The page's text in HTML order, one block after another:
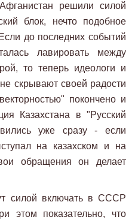
решили силой
блок, нечто подобное
до последних событий
лавировать между
то теперь идеологи и
скрывают своей радости
покончено и
Казахстана в "Русский
уже сразу - если
на казахском и на
обращения он делает
силой включать в СССР
этом показательно, что